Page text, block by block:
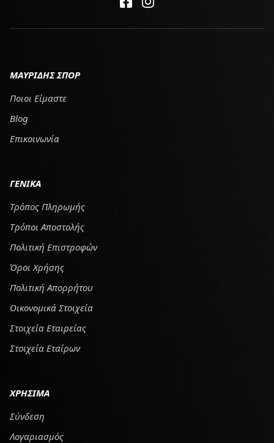
ΜΑΥΡΙΔΗΣ ΣΠΟΡ
Ποιοι Είμαστε
Blog
Επικοινωνία
ΓΕΝΙΚΑ
Τρόπος Πληρωμής
Tρόποι Αποστολής
Πολιτική Επιστροφών
Όροι Χρήσης
Πολιτική Απορρήτου
Οικονομικά Στοιχεία
Στοιχεία Εταιρείας
Στοιχεία Εταίρων
ΧΡΗΣΙΜΑ
Σύνδεση
Λογαριασμός